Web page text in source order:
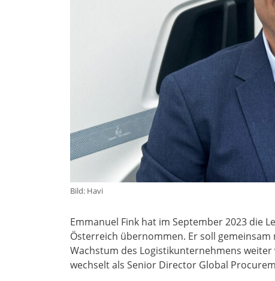
Bild: Havi
Emmanuel Fink hat im September 2023 die
Österreich übernommen. Er soll
Wachstum des Logistikunternehmens
wechselt als Senior Director Global